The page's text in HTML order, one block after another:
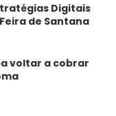
Digitais
de Santana
voltar a cobrar